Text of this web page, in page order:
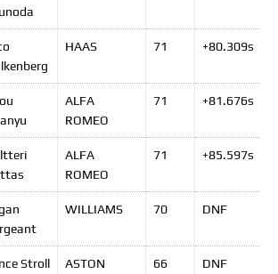
HAAS 71 +80.309s
ALFA
ROMEO
71 +81.676s
ALFA
ROMEO
71 +85.597s
WILLIAMS 70 DNF
Stroll
ASTON
66 DNF